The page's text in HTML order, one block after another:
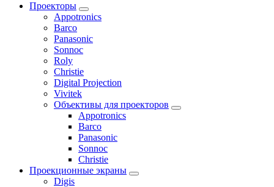
Проекторы
Appotronics
Barco
Panasonic
Sonnoc
Roly
Christie
Digital Projection
Vivitek
Объективы для проекторов
Appotronics
Barco
Panasonic
Sonnoc
Сhristie
Проекционные экраны
Digis